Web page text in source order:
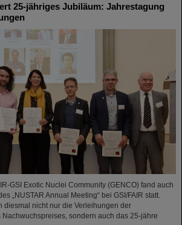
25-jähriges Jubiläum: Jahrestagung
GSI Exotic Nuclei Community (GENCO) fand auch
„NUSTAR Annual Meeting“ bei GSI/FAIR statt.
diesmal nicht nur die Verleihungen der
sondern auch das 25-jähre